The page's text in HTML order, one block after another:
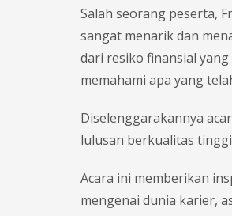
Salah seorang peserta,
sangat menarik dan
dari resiko finansial
memahami apa yang
Diselenggarakannya
lulusan berkualitas
Acara ini memberikan
mengenai dunia karier,